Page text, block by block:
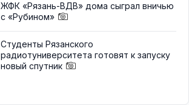
ЖФК «Рязань-ВДВ» дома сыграл вничью
с «Рубином»
Студенты Рязанского
радиотуниверситета готовят к запуску
новый спутник